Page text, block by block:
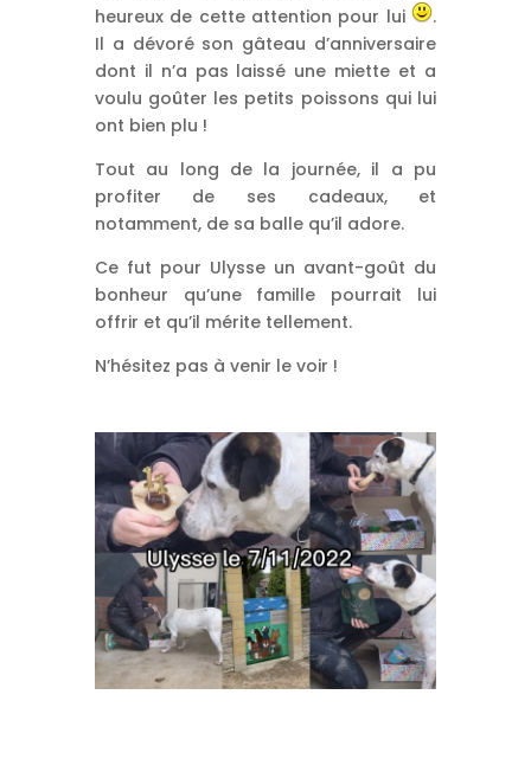
heureux de cette attention pour lui
.
Il a dévoré son gâteau d’anniversaire
dont il n’a pas laissé une miette et a
voulu goûter les petits poissons qui lui
ont bien plu !
Tout au long de la journée, il a pu
profiter de ses cadeaux, et
notamment, de sa balle qu’il adore.
Ce fut pour Ulysse un avant-goût du
bonheur qu’une famille pourrait lui
offrir et qu’il mérite tellement.
N’hésitez pas à venir le voir !